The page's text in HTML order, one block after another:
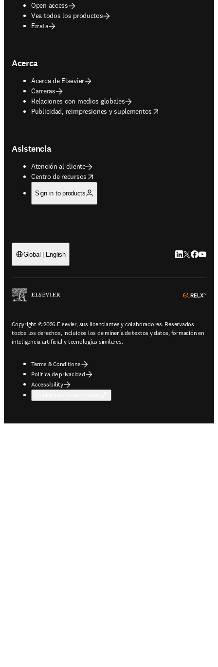
Open access
Vea todos los productos
Errata
Acerca
Acerca de Elsevier
Carreras
Relaciones con medios globales
Publicidad, reimpresiones y suplementos
opens in new tab/window
Asistencia
Atención al cliente
Centro de recursos
opens in new tab/window
Sign in to products
Global | English LinkedIn se
Twitter se
Copyright © 2026 Elsevier, sus licenciantes y colaboradores. Reservados
todos los derechos, incluidos los de minería de textos y datos, formación en
inteligencia artificial y tecnologías similares.
Terms & Conditions
Política de privacidad
Accessibility